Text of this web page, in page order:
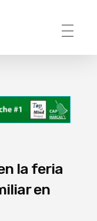
la feria
en